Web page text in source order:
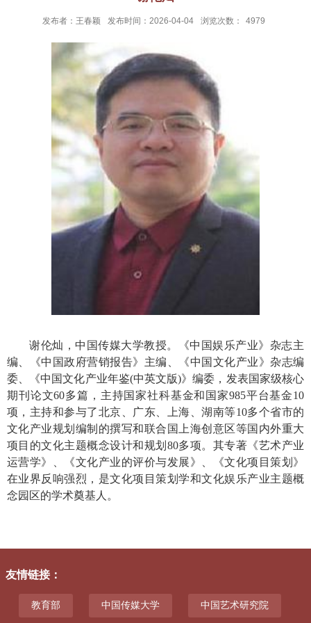
发布者：王春颖 发布时间：2026-04-04 浏览次数： 4979
谢伦灿，中国传媒大学教授。《中国娱乐产业》杂志主
编、《中国政府营销报告》主编、《中国文化产业》杂志编
委、《中国文化产业年鉴(中英文版)》编委，发表国家级核心
期刊论文60多篇，主持国家社科基金和国家985平台基金10
项，主持和参与了北京、广东、上海、湖南等10多个省市的
文化产业规划编制的撰写和联合国上海创意区等国内外重大
项目的文化主题概念设计和规划 80多项。其专著《艺术产业
运营学》、《文化产业的评价与发展》、《文化项目策划》
在业界反响强烈，是文化项目策划学和文化娱乐产业主题概
念园区的学术奠基人。
友情链接：
教育部 中国传媒大学 中国艺术研究院